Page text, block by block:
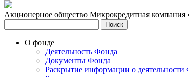
Акционерное общество Микрокредитная компания
Поиск
О фонде
Деятельность Фонда
Документы Фонда
Раскрытие информации о деятельности